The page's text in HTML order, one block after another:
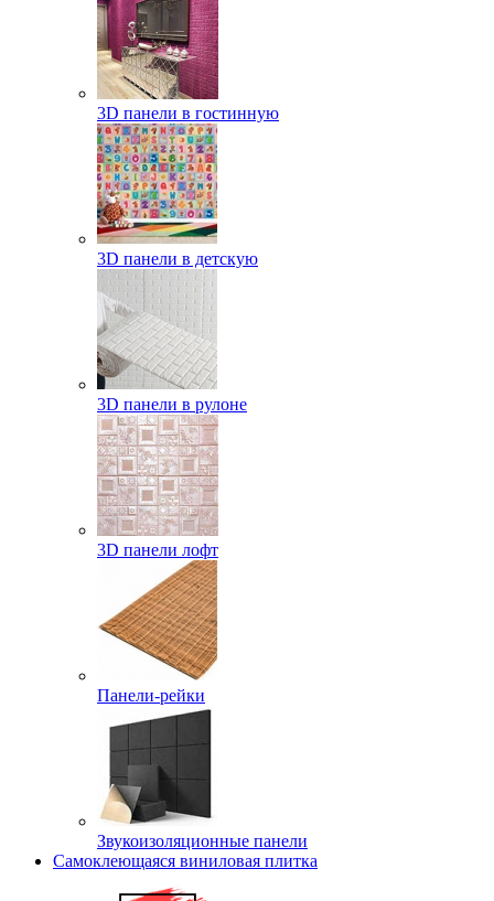
3D панели в гостинную
3D панели в детскую
3D панели в рулоне
3D панели лофт
Панели-рейки
Звукоизоляционные панели
Самоклеющаяся виниловая плитка